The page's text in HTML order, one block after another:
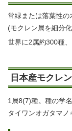
常緑または落葉性の
(モクレン属を細分
世界に2属約300種
日本産モクレ
1属8(7)種。種の学
タイワンオガタマノ